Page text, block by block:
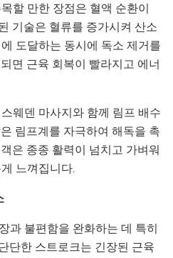
할 만한 장점은 혈액 순환이
기술은 혈류를 증가시켜 산소
도달하는 동시에 독소 제거를
면 근육 회복이 빨라지고 에너
웨덴 마사지와 함께 림프 배수
림프계를 자극하여 해독을 촉
은 종종 활력이 넘치고 가벼워
느껴집니다.
과 불편함을 완화하는 데 특히
단한 스트로크는 긴장된 근육